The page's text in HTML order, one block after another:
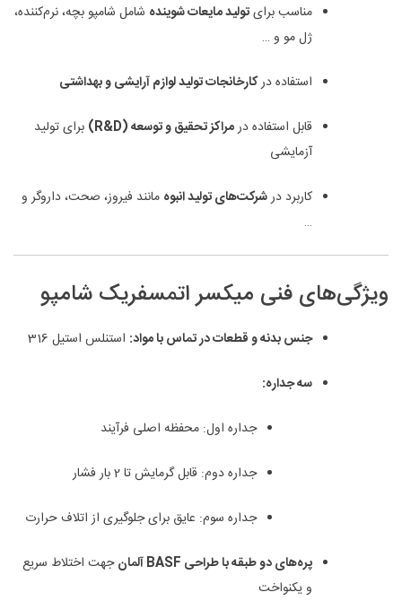
مناسب برایتولید مایعات شوینده شامل شامپو بچه، نرم‌کننده،
ژل مو و …
استفاده درکارخانجات تولید لوازم آرایشی و بهداشتی
قابل استفاده درمراکز تحقیق و توسعه (R&D)
برای تولید
آزمایشی
کاربرد درشرکت‌های تولید انبوه مانند فیروز، صحت، داروگر و
…
ویژگی‌های فنی میکسر اتمسفریک شامپو
جنس بدنه و قطعات در تماس با مواد: استنلس استیل 316
سه جداره:
جداره اول: محفظه اصلی فرآیند
جداره دوم: قابل گرمایش تا 2 بار فشار
جداره سوم: عایق برای جلوگیری از اتلاف حرارت
پره‌های دو طبقه با طراحی BASF آلمان
جهت اختلاط سریع
و یکنواخت